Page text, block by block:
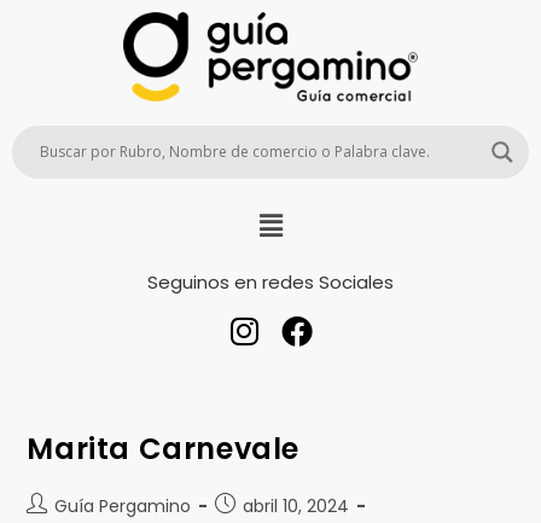
Seguinos en redes Sociales
Marita Carnevale
Guía Pergamino
abril 10, 2024